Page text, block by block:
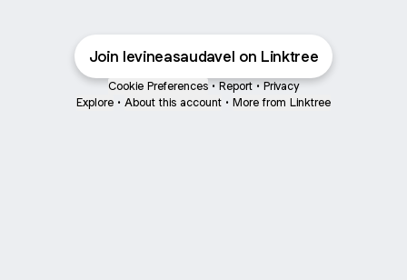
Join levineasaudavel on Linktree
Cookie Preferences • Report • Privacy
Explore • About this account • More from Linktree